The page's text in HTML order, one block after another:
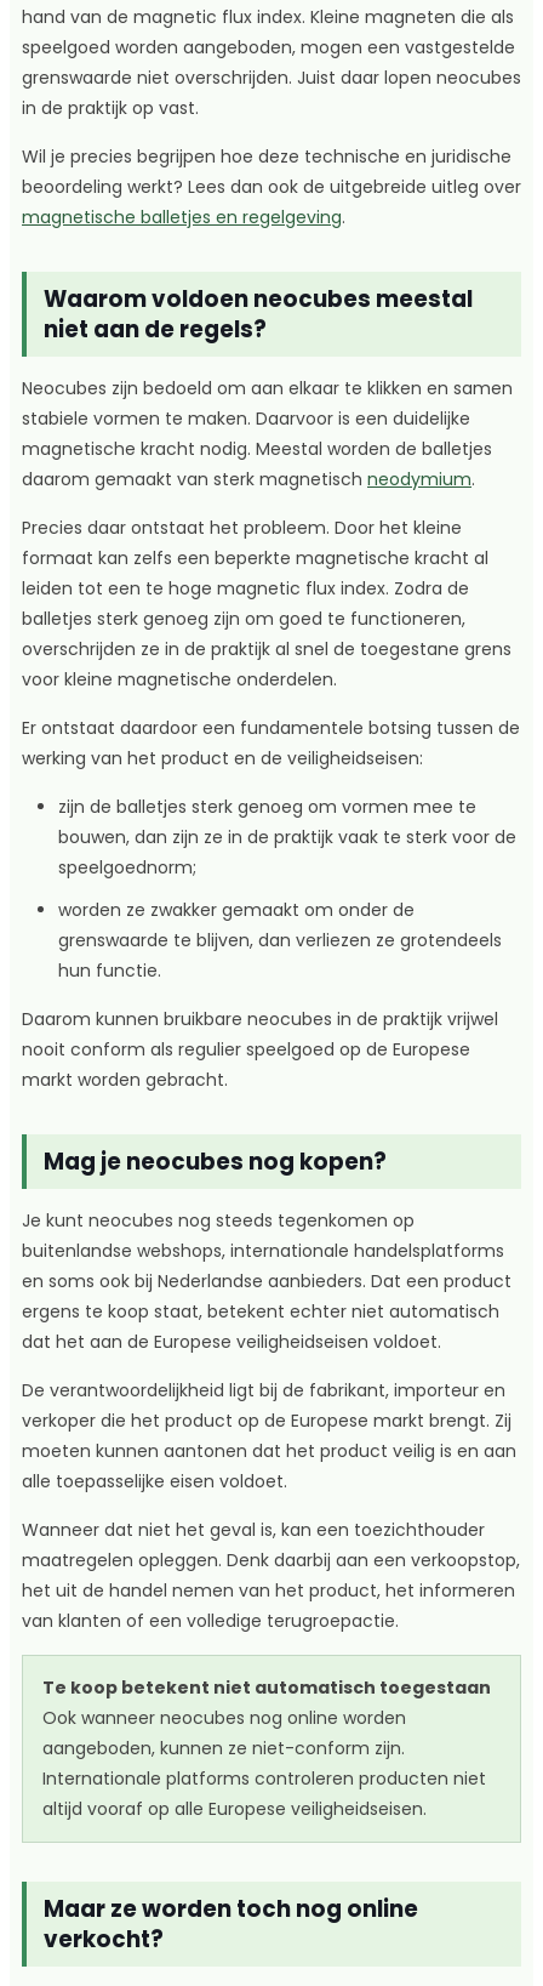
hand van de magnetic flux index. Kleine magneten die als
speelgoed worden aangeboden, mogen een vastgestelde
grenswaarde niet overschrijden. Juist daar lopen neocubes
in de praktijk op vast.
Wil je precies begrijpen hoe deze technische en juridische
beoordeling werkt? Lees dan ook de uitgebreide uitleg over
magnetische balletjes en regelgeving.
Waarom voldoen neocubes meestal
niet aan de regels?
Neocubes zijn bedoeld om aan elkaar te klikken en samen
stabiele vormen te maken. Daarvoor is een duidelijke
magnetische kracht nodig. Meestal worden de balletjes
daarom gemaakt van sterk magnetisch neodymium.
Precies daar ontstaat het probleem. Door het kleine
formaat kan zelfs een beperkte magnetische kracht al
leiden tot een te hoge magnetic flux index. Zodra de
balletjes sterk genoeg zijn om goed te functioneren,
overschrijden ze in de praktijk al snel de toegestane grens
voor kleine magnetische onderdelen.
Er ontstaat daardoor een fundamentele botsing tussen de
werking van het product en de veiligheidseisen:
zijn de balletjes sterk genoeg om vormen mee te
bouwen, dan zijn ze in de praktijk vaak te sterk voor de
speelgoednorm;
worden ze zwakker gemaakt om onder de
grenswaarde te blijven, dan verliezen ze grotendeels
hun functie.
Daarom kunnen bruikbare neocubes in de praktijk vrijwel
nooit conform als regulier speelgoed op de Europese
markt worden gebracht.
Mag je neocubes nog kopen?
Je kunt neocubes nog steeds tegenkomen op
buitenlandse webshops, internationale handelsplatforms
en soms ook bij Nederlandse aanbieders. Dat een product
ergens te koop staat, betekent echter niet automatisch
dat het aan de Europese veiligheidseisen voldoet.
De verantwoordelijkheid ligt bij de fabrikant, importeur en
verkoper die het product op de Europese markt brengt. Zij
moeten kunnen aantonen dat het product veilig is en aan
alle toepasselijke eisen voldoet.
Wanneer dat niet het geval is, kan een toezichthouder
maatregelen opleggen. Denk daarbij aan een verkoopstop,
het uit de handel nemen van het product, het informeren
van klanten of een volledige terugroepactie.
Te koop betekent niet automatisch toegestaan
Ook wanneer neocubes nog online worden
aangeboden, kunnen ze niet-conform zijn.
Internationale platforms controleren producten niet
altijd vooraf op alle Europese veiligheidseisen.
Maar ze worden toch nog online
verkocht?